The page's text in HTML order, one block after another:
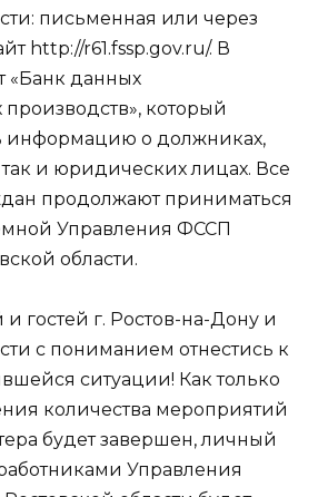
письменная или через
http://r61.fssp.gov.ru/. В
«Банк данных
который
информацию о должниках,
и юридических лицах. Все
продолжают приниматься
Управления ФССП
области.
гостей г. Ростов-на-Дону и
с пониманием отнестись к
ситуации! Как только
количества мероприятий
будет завершен, личный
Управления